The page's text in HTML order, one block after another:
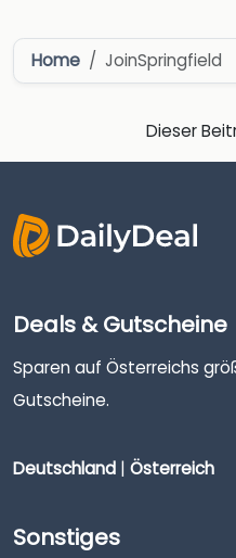
Home JoinSpringfield
Dieser
Deals & Gutscheine
Sparen auf Österreichs
Gutscheine.
Deutschland | Österreich
Sonstiges